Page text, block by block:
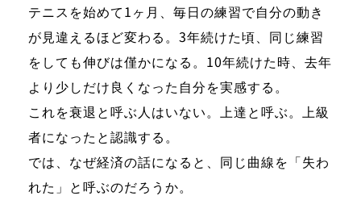
テニスを始めて1ヶ月、毎日の練習で自分の動き
が見違えるほど変わる。3年続けた頃、同じ練習
をしても伸びは僅かになる。10年続けた時、去年
より少しだけ良くなった自分を実感する。
これを衰退と呼ぶ人はいない。上達と呼ぶ。上級
者になったと認識する。
では、なぜ経済の話になると、同じ曲線を「失わ
れた」と呼ぶのだろうか。